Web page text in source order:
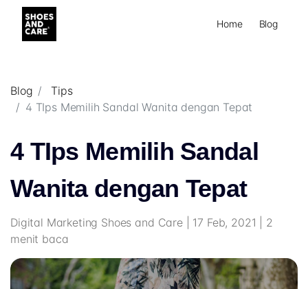
Home Blog
Blog
Tips
4 TIps Memilih Sandal Wanita dengan Tepat
4 TIps Memilih Sandal
Wanita dengan Tepat
Digital Marketing Shoes and Care | 17 Feb, 2021 | 2
menit baca